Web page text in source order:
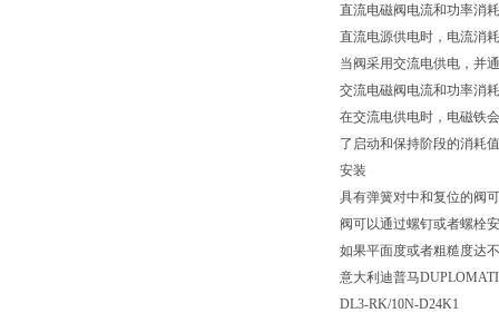
直流电磁阀电流和功率消耗
直流电源供电时，电流消
当阀采用交流电供电，并
交流电磁阀电流和功率消耗
在交流电供电时，电磁铁
了启动和保持阶段的消耗
安装
具有弹簧对中和复位的阀
阀可以通过螺钉或者螺栓
如果平面度或者粗糙度达
意大利迪普马
DL3-RK/10N-D24K1